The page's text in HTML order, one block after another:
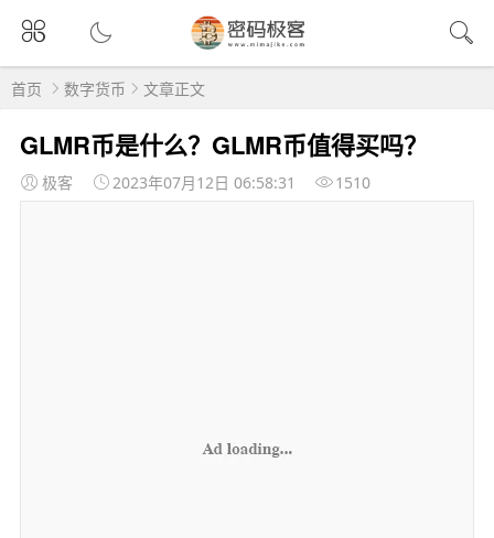
首页 数字货币 文章正文
GLMR币是什么？GLMR币值得买吗？
极客 2023年07月12日 06:58:31 1510